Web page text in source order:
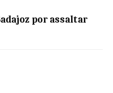
por assaltar